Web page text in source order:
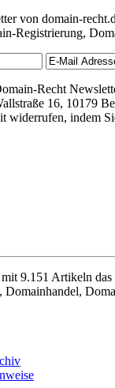
von domain-
Registrierung,
Recht
16, 10179
widerrufen, indem
9.151 Artikeln das
Domainhandel,